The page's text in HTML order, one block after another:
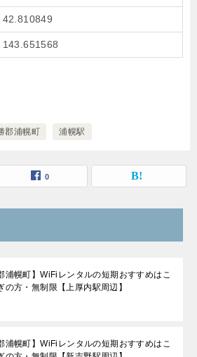
42.810849
143.651568
郡浦幌町 浦幌駅
0
浦幌町】WiFiレンタルの短期おすすめはこ
の方・無制限【上厚内駅周辺】
浦幌町】WiFiレンタルの短期おすすめはこ